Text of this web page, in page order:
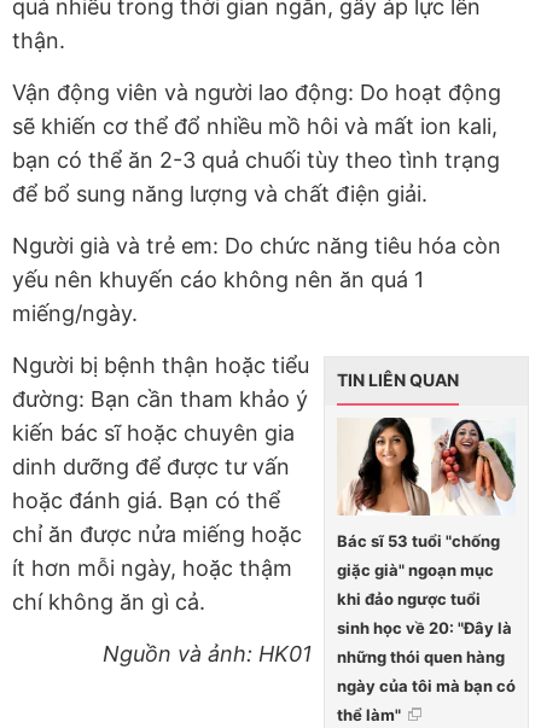
quá nhiều trong thời gian ngắn, gây áp lực lên
thận.
Vận động viên và người lao động: Do hoạt động
sẽ khiến cơ thể đổ nhiều mồ hôi và mất ion kali,
bạn có thể ăn 2-3 quả chuối tùy theo tình trạng
để bổ sung năng lượng và chất điện giải.
Người già và trẻ em: Do chức năng tiêu hóa còn
yếu nên khuyến cáo không nên ăn quá 1
miếng/ngày.
TIN LIÊN QUAN
Bác sĩ 53 tuổi "chống
giặc già" ngoạn mục
khi đảo ngược tuổi
sinh học về 20: "Đây là
những thói quen hàng
ngày của tôi mà bạn có
thể làm"
Người bị bệnh thận hoặc tiểu
đường: Bạn cần tham khảo ý
kiến bác sĩ hoặc chuyên gia
dinh dưỡng để được tư vấn
hoặc đánh giá. Bạn có thể
chỉ ăn được nửa miếng hoặc
ít hơn mỗi ngày, hoặc thậm
chí không ăn gì cả.
Nguồn và ảnh: HK01